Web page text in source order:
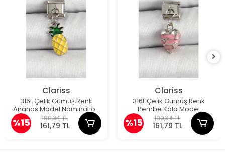
Clariss
316L Çelik Gümüş Renk
Ananas Model Nomination
Charm
%15 190,34 TL
161,79 TL
Clariss
316L Çelik Gümüş Renk
Pembe Kalp Model
Nomination Charm
%15 190,34 TL
161,79 TL